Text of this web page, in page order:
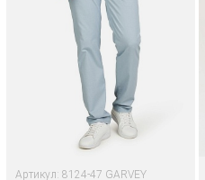
Артикул: 8124-47 GARVEY